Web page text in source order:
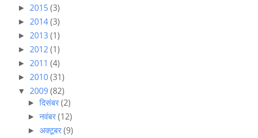
► 2015(3)
► 2014(3)
► 2013(1)
► 2012(1)
► 2011 (4)
► 2010(31)
▼ 2009(82)
►दिसंबर(2)
►नवंबर(12)
► अक्टूबर(9)